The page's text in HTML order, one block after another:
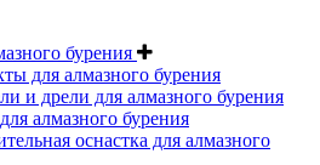
бурения
для алмазного бурения
и дрели для алмазного бурения
алмазного бурения
оснастка для алмазного